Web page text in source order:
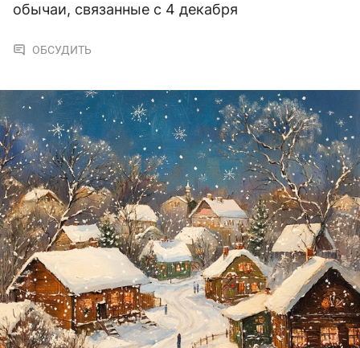
обычаи, связанные с 4 декабря
ОБСУДИТЬ